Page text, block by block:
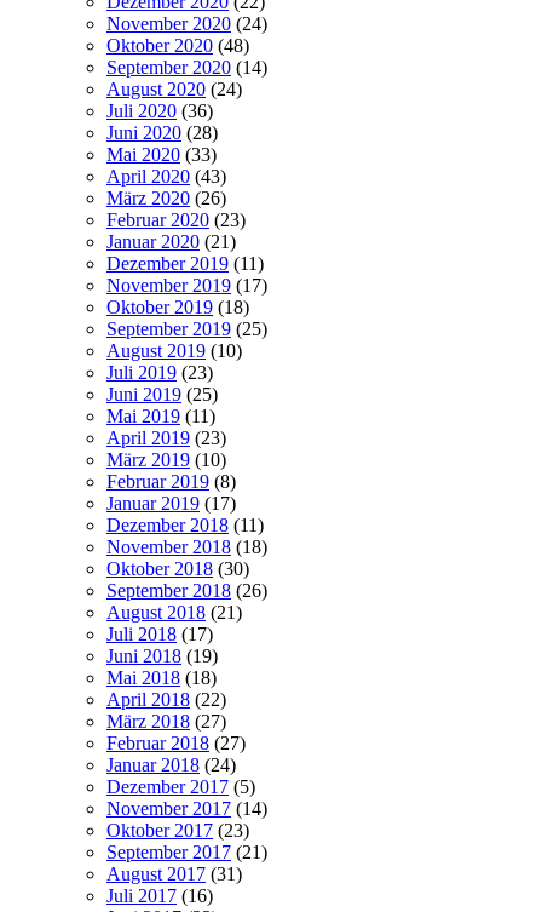
November 2020 (24)
Oktober 2020 (48)
September 2020 (14)
August 2020 (24)
Juli 2020 (36)
Juni 2020 (28)
Mai 2020 (33)
April 2020 (43)
März 2020 (26)
Februar 2020 (23)
Januar 2020 (21)
Dezember 2019 (11)
November 2019 (17)
Oktober 2019 (18)
September 2019 (25)
August 2019 (10)
Juli 2019 (23)
Juni 2019 (25)
Mai 2019 (11)
April 2019 (23)
März 2019 (10)
Februar 2019 (8)
Januar 2019 (17)
Dezember 2018 (11)
November 2018 (18)
Oktober 2018 (30)
September 2018 (26)
August 2018 (21)
Juli 2018 (17)
Juni 2018 (19)
Mai 2018 (18)
April 2018 (22)
März 2018 (27)
Februar 2018 (27)
Januar 2018 (24)
Dezember 2017 (5)
November 2017 (14)
Oktober 2017 (23)
September 2017 (21)
August 2017 (31)
Juli 2017 (16)